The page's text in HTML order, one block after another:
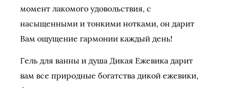
момент лакомого удовольствия, с
насыщенными и тонкими нотками, он дарит
Вам ощущение гармонии каждый день!
Гель для ванны и душа Дикая Ежевика дарит
вам все природные богатства дикой ежевики,